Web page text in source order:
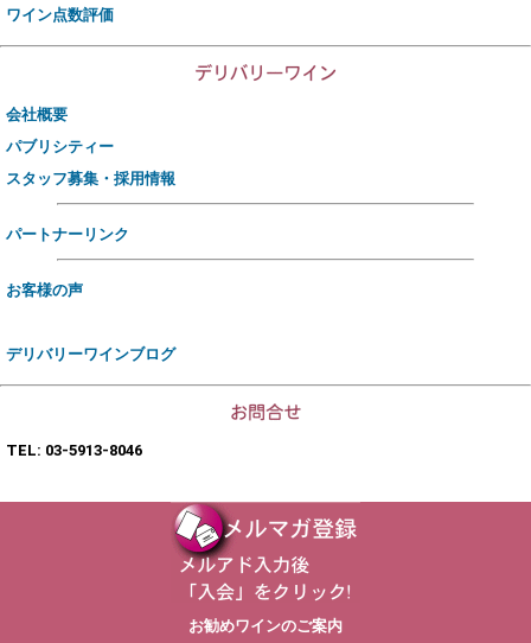
ワイン点数評価
会社概要
パブリシティー
スタッフ募集・採用情報
パートナーリンク
お客様の声
デリバリーワインブログ
TEL: 03-5913-8046
お勧めワインのご案内